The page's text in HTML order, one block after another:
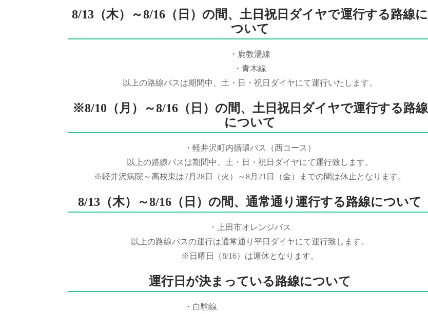
8/13（木）～8/16（日）の間、土日祝日ダイヤで運行する路線に
ついて
・鹿教湯線
・青木線
以上の路線バスは期間中、土・日・祝日ダイヤにて運行いたします。
※8/10（月）～8/16（日）の間、土日祝日ダイヤで運行する路線
について
・軽井沢町内循環バス（西コース）
以上の路線バスは期間中、土・日・祝日ダイヤにて運行致します。
※軽井沢病院～高校東は7月28日（火）～8月21日（金）までの間は休止となります。
8/13（木）～8/16（日）の間、通常通り運行する路線について
・上田市オレンジバス
以上の路線バスの運行は通常通り平日ダイヤにて運行致します。
※日曜日（8/16）は運休となります。
運行日が決まっている路線について
・白駒線